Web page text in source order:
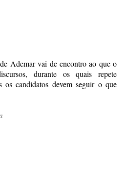
Ademar vai de encontro ao que o
durante os quais repete
os candidatos devem seguir o que